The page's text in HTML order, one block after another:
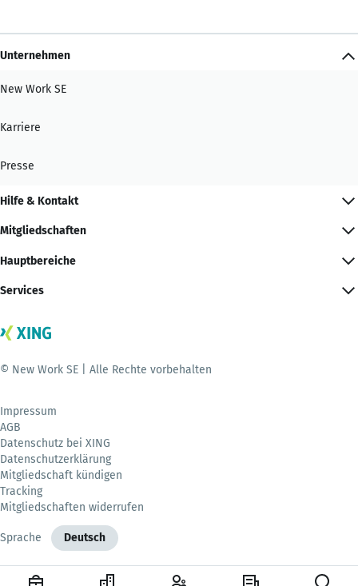
Unternehmen
New Work SE
Karriere
Presse
Hilfe & Kontakt
Mitgliedschaften
Hauptbereiche
Services
© New Work SE | Alle Rechte vorbehalten
Impressum
AGB
Datenschutz bei XING
Datenschutzerklärung
Mitgliedschaft kündigen
Tracking
Mitgliedschaften widerrufen
Sprache Deutsch